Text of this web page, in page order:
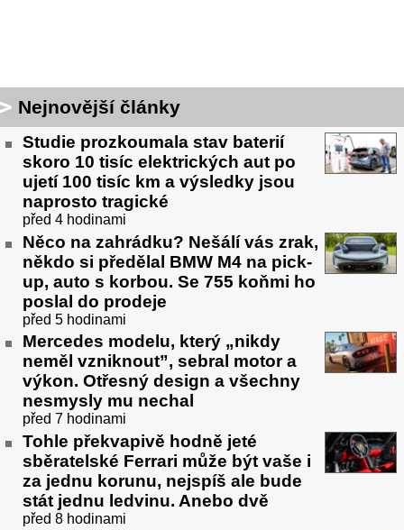
Nejnovější články
Studie prozkoumala stav baterií
skoro 10 tisíc elektrických aut po
ujetí 100 tisíc km a výsledky jsou
naprosto tragické
před 4 hodinami
Něco na zahrádku? Nešálí vás zrak,
někdo si předělal BMW M4 na pick-
up, auto s korbou. Se 755 koňmi ho
poslal do prodeje
před 5 hodinami
Mercedes modelu, který „nikdy
neměl vzniknout”, sebral motor a
výkon. Otřesný design a všechny
nesmysly mu nechal
před 7 hodinami
Tohle překvapivě hodně jeté
sběratelské Ferrari může být vaše i
za jednu korunu, nejspíš ale bude
stát jednu ledvinu. Anebo dvě
před 8 hodinami